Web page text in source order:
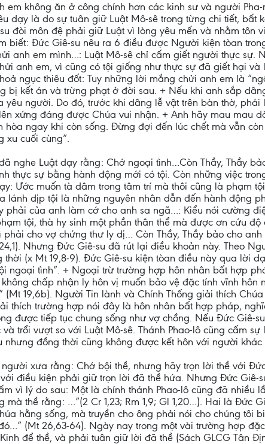
em không ăn ở công chính hơn các kinh sư và người
dạy là do sự tuân giữ Luật Mô-sê trong từng chi tiết,
đòi môn đệ phải giữ Luật vì lòng yêu mến và nhằm tôn
biết: Đức Giê-su nêu ra 6 điều được Người kiện tòan
anh em mình…: Luật Mô-sê chỉ cấm giết người thực sự.
anh em, vì cũng có tội giống như thực sự đã giết hại
ngục thiêu đốt: Tuy những lời mắng chửi anh em là
bị kết án và trừng phạt ở đời sau. + Nếu khi anh sắp
yêu người. Do đó, trước khi dâng lễ vật trên bàn thờ,
xứng đáng được Chúa vui nhận. + Anh hãy mau mau
ngay khi còn sống. Đừng đợi đến lúc chết mà vẫn
xu cuối cùng”.
nghe Luật dạy rằng: Chớ ngoại tình…Còn Thầy, Thầy
thực sự bằng hành động mới có tội. Còn những việc
Ước muốn tà dâm trong tâm trí mà thôi cũng là phạm
lánh dịp tội là những nguyên nhân dẫn đến hành động
phải của anh làm cớ cho anh sa ngã…: Kiểu nói cường
tội, thà hy sinh một phần thân thể mà được ơn cứu
phải cho vợ chứng thư ly dị… Còn Thầy, Thầy bảo cho
Nhưng Đức Giê-su đã rút lại điều khoản này. Theo
(x Mt 19,8-9). Đức Giê-su kiện tòan điều này qua lời
ngoại tình”. + Ngoại trừ trường hợp hôn nhân bất hợp
không chấp nhận ly hôn vị muốn bảo vệ đặc tính vĩnh
(Mt 19,6b). Người Tin lành và Chính Thống giải thích
thích trường hợp nói đây là hôn nhân bất hợp pháp,
được tiếp tục chung sống như vợ chồng. Nếu Đức
trổi vượt so với Luật Mô-sê. Thánh Phao-lô cũng cấm
đồng thời cũng không được kết hôn với người khác
người xưa rằng: Chớ bội thề, nhưng hãy trọn lời thề với
điều kiện phải giữ trọn lời đã thề hứa. Nhưng Đức
vì lý do sau: Một là chính thánh Phao-lô cũng đã nhiều
mà thề rằng: …”(2 Cr 1,23; Rm 1,9; Gl 1,20…). Hai là Đức
hằng sống, mà truyền cho ông phải nói cho chúng
(Mt 26,63-64). Ngày nay trong một vài trường hợp
để thề, và phải tuân giữ lời đã thề (Sách GLCG Tân